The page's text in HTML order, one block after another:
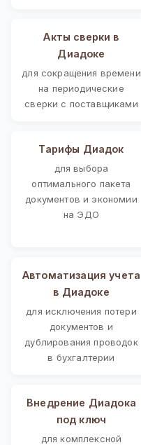
Акты сверки в
Диадоке
для сокращения времени
на периодические
сверки с поставщиками
Тарифы Диадок
для выбора
оптимального пакета
документов и экономии
на ЭДО
Автоматизация учета
в Диадоке
для исключения потери
документов и
дублирования проводок
в бухгалтерии
Внедрение Диадока
под ключ
для комплексной